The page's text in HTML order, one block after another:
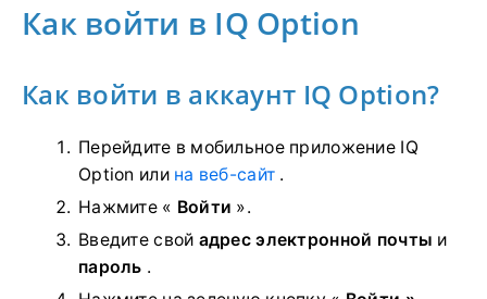
Как войти в IQ Option
Как войти в аккаунт IQ Option?
Перейдите в мобильное приложение IQ
Option или на веб-сайт .
Нажмите « Войти ».
Введите свой адрес электронной почты и
пароль .